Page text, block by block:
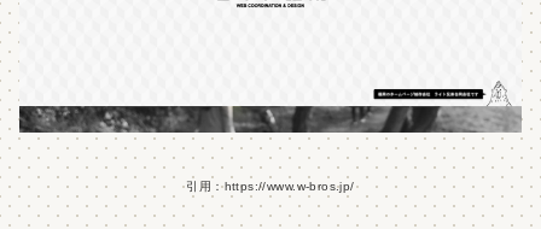
引用：https://www.w-bros.jp/